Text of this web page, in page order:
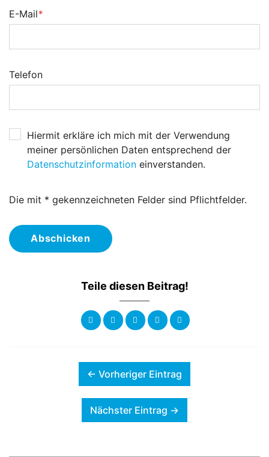
E-Mail*
Telefon
Hiermit erkläre ich mich mit der Verwendung
meiner persönlichen Daten entsprechend der
Datenschutzinformation einverstanden.
Die mit * gekennzeichneten Felder sind Pflichtfelder.
Abschicken
Teile diesen Beitrag!
← Vorheriger Eintrag
Nächster Eintrag →